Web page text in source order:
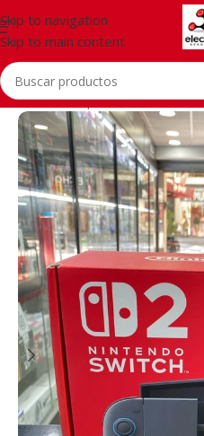
Skip to navigation
Skip to main content
Inicio/Smartphones/